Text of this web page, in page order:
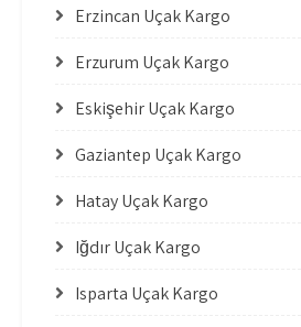
Erzincan Uçak Kargo
Erzurum Uçak Kargo
Eskişehir Uçak Kargo
Gaziantep Uçak Kargo
Hatay Uçak Kargo
Iğdır Uçak Kargo
Isparta Uçak Kargo